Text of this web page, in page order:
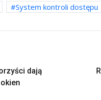
System kontroli dostępu
dają